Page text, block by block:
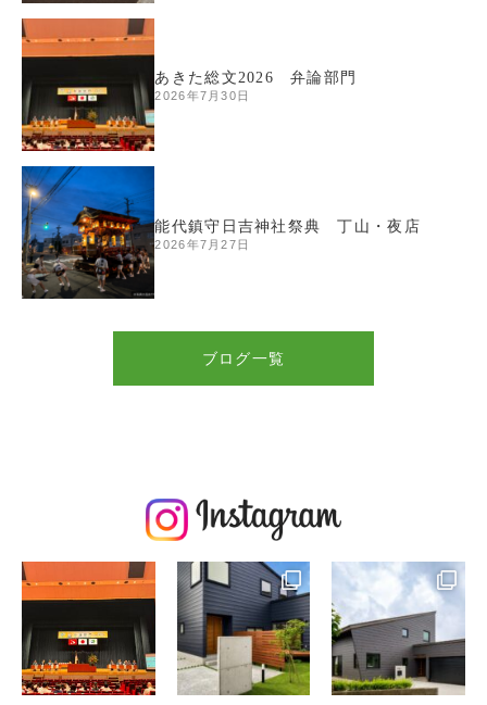
あきた総文2026 弁論部門
2026年7月30日
能代鎮守日吉神社祭典 丁山・夜店
2026年7月27日
ブログ一覧